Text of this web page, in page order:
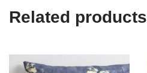
Related products